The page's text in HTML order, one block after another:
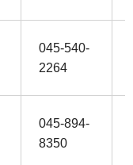
045-540-
2264
045-894-
8350